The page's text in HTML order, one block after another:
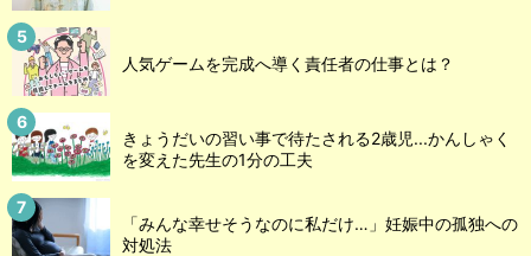
人気ゲームを完成へ導く責任者の仕事とは？
きょうだいの習い事で待たされる2歳児...かんしゃく
を変えた先生の1分の工夫
「みんな幸せそうなのに私だけ…」妊娠中の孤独への
対処法